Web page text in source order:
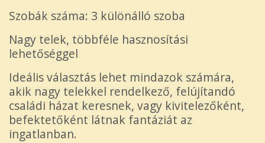
Szobák száma: 3 különálló szoba
Nagy telek, többféle hasznosítási
lehetőséggel
Ideális választás lehet mindazok számára,
akik nagy telekkel rendelkező, felújítandó
családi házat keresnek, vagy kivitelezőként,
befektetőként látnak fantáziát az
ingatlanban.